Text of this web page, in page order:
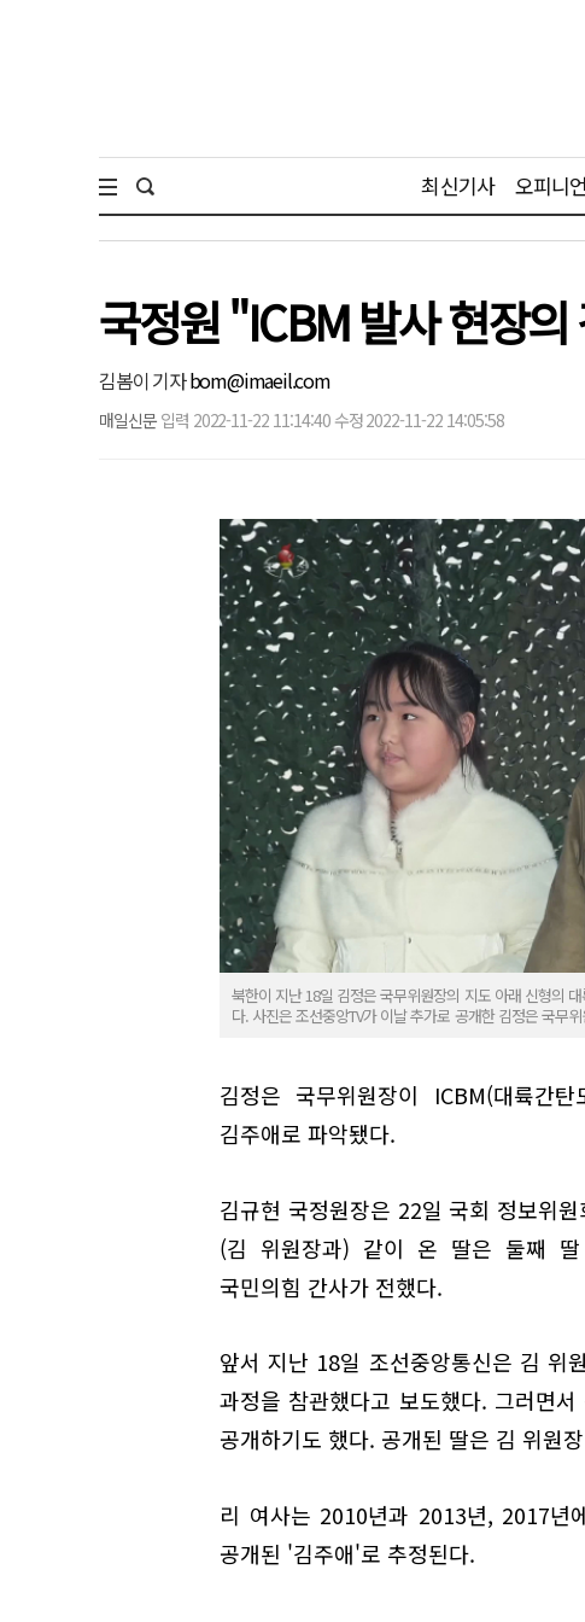
최신기사 오피니언
국정원 "ICBM 발사 현장
김봄이 기자bom@imaeil.com
매일신문 입력 2022-11-22 11:14:40 수정 2022-11-22 14:05:58
북한이 지난 18일 김정은 국무위원장의 지도 아래 신형의
다. 사진은 조선중앙TV가 이날 추가로 공개한 김정은 국무
김정은 국무위원장이 ICBM(대륙간
김주애로 파악됐다.
김규현 국정원장은 22일 국회 정보위
(김 위원장과) 같이 온 딸은 둘째
국민의힘 간사가 전했다.
앞서 지난 18일 조선중앙통신은 김 위
과정을 참관했다고 보도했다. 그러면
공개하기도 했다. 공개된 딸은 김 위원
리 여사는 2010년과 2013년, 2017년
공개된 '김주애'로 추정된다.